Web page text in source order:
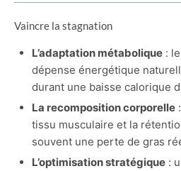
Vaincre la stagnation
L’adaptation métabolique :
dépense énergétique
durant une baisse calorique
La recomposition corporelle
tissu musculaire et la
souvent une perte de gras
L’optimisation stratégique :